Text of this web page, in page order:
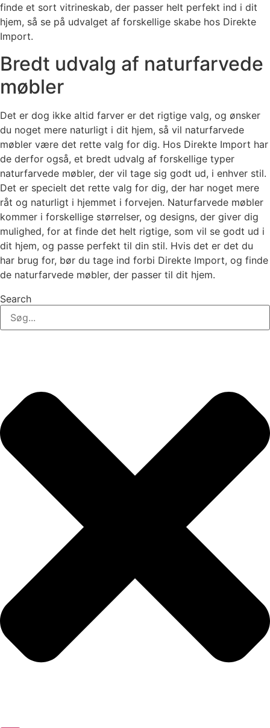
finde et sort vitrineskab, der passer helt perfekt ind i dit
hjem, så se på udvalget af forskellige skabe hos Direkte
Import.
Bredt udvalg af naturfarvede
møbler
Det er dog ikke altid farver er det rigtige valg, og ønsker
du noget mere naturligt i dit hjem, så vil naturfarvede
møbler være det rette valg for dig. Hos Direkte Import har
de derfor også, et bredt udvalg af forskellige typer
naturfarvede møbler, der vil tage sig godt ud, i enhver stil.
Det er specielt det rette valg for dig, der har noget mere
råt og naturligt i hjemmet i forvejen. Naturfarvede møbler
kommer i forskellige størrelser, og designs, der giver dig
mulighed, for at finde det helt rigtige, som vil se godt ud i
dit hjem, og passe perfekt til din stil. Hvis det er det du
har brug for, bør du tage ind forbi Direkte Import, og finde
de naturfarvede møbler, der passer til dit hjem.
Search